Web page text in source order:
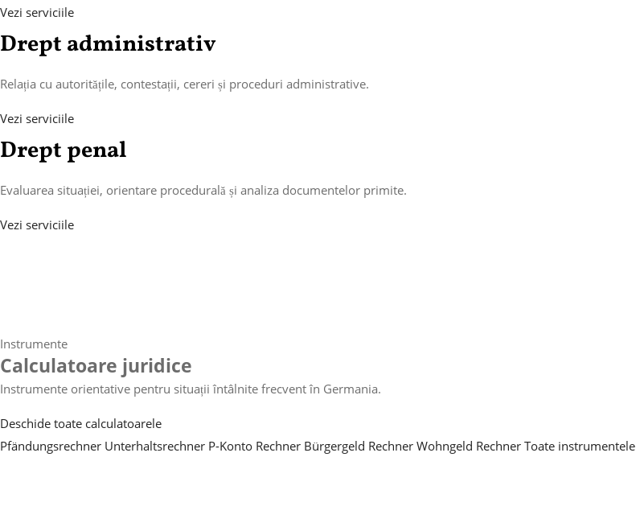
Vezi serviciile
Drept administrativ
Relația cu autoritățile, contestații, cereri și proceduri administrative.
Vezi serviciile
Drept penal
Evaluarea situației, orientare procedurală și analiza documentelor primite.
Vezi serviciile
Instrumente
Calculatoare juridice
Instrumente orientative pentru situații întâlnite frecvent în Germania.
Deschide toate calculatoarele
Pfändungsrechner Unterhaltsrechner P-Konto Rechner Bürgergeld Rechner Wohngeld Rechner Toate instrumentele